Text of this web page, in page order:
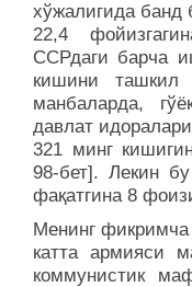
хўжалигида банд
22,4
ССРдаги барча
кишини
манбаларда,
давлат
321 минг
98-бет]. Лекин
фақатгина 8
Менинг
катта армияси
коммунистик